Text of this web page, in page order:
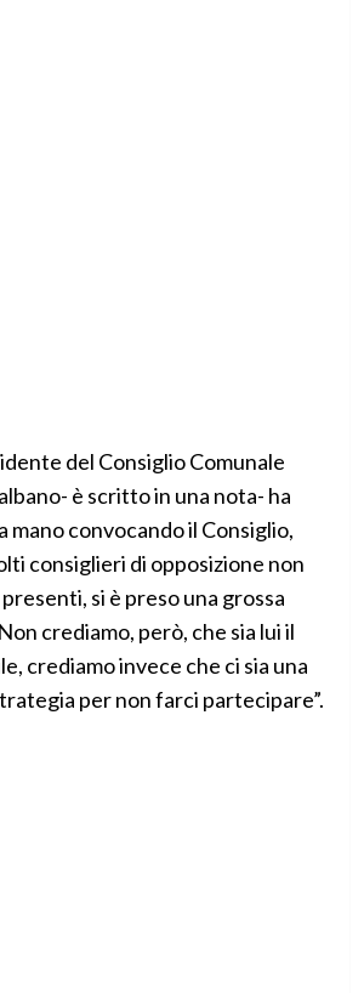
del Consiglio Comunale
è scritto in una nota- ha
mano convocando il Consiglio,
consiglieri di opposizione non
si è preso una grossa
crediamo, però, che sia lui il
crediamo invece che ci sia una
per non farci partecipare”.